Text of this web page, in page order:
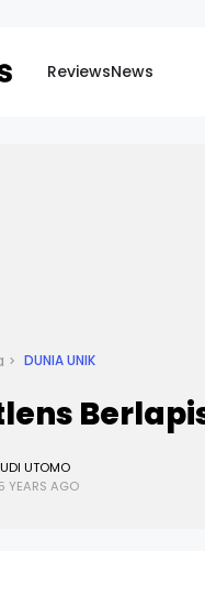
ReviewsNews
DUNIA UNIK
UTOMO
YEARS AGO